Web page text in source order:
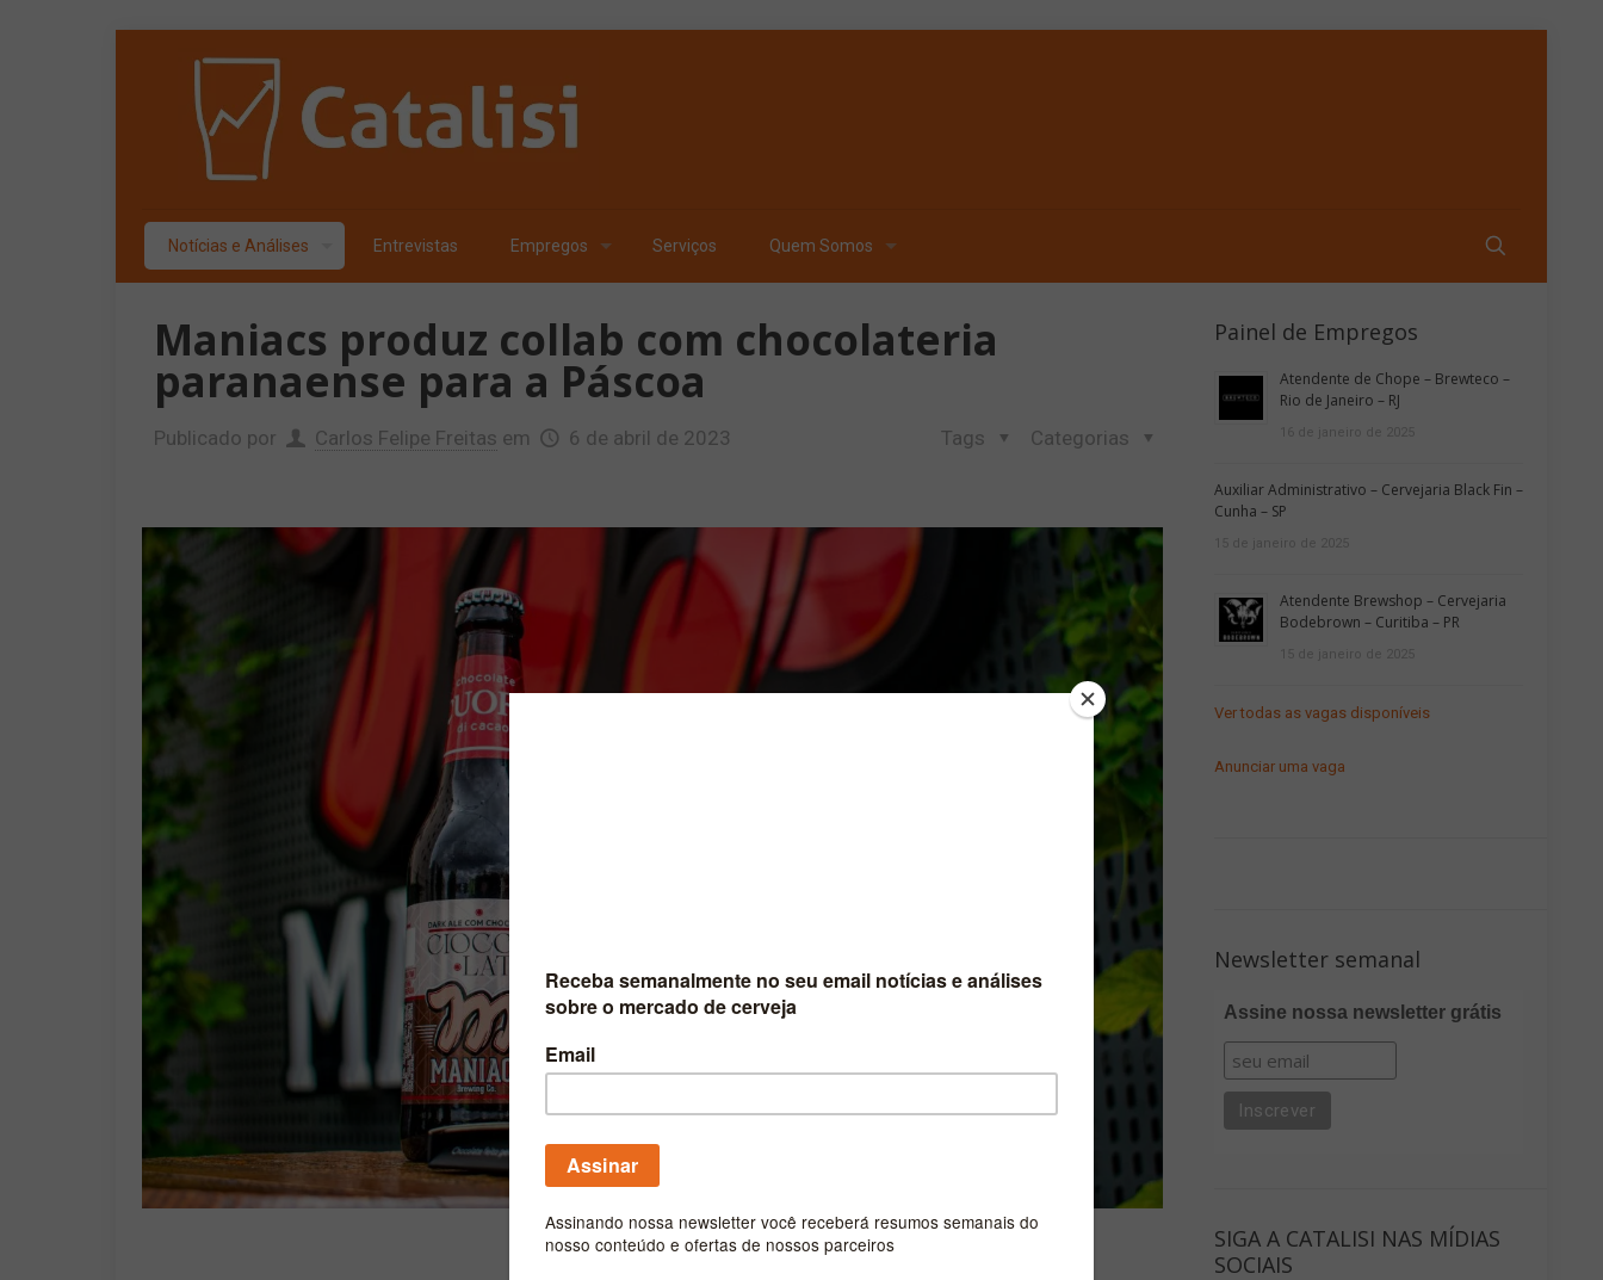
Notícias e Análises Entrevistas Empregos Serviços Quem Somos
Maniacs produz collab com chocolateria
paranaense para a Páscoa
Publicado por Carlos Felipe Freitas em 6 de abril de 2023 Categorias
Tags
Painel de Empregos
Atendente de Chope – Brewteco –
Rio de Janeiro – RJ
Auxiliar Administrativo – Cervejaria Black Fin –
Cunha – SP
Atendente Brewshop – Cervejaria
Bodebrown – Curitiba – PR
Ver todas as vagas disponíveis
Anunciar uma vaga
Newsletter semanal
Assine nossa newsletter grátis
SIGA A CATALISI NAS MÍDIAS
SOCIAIS